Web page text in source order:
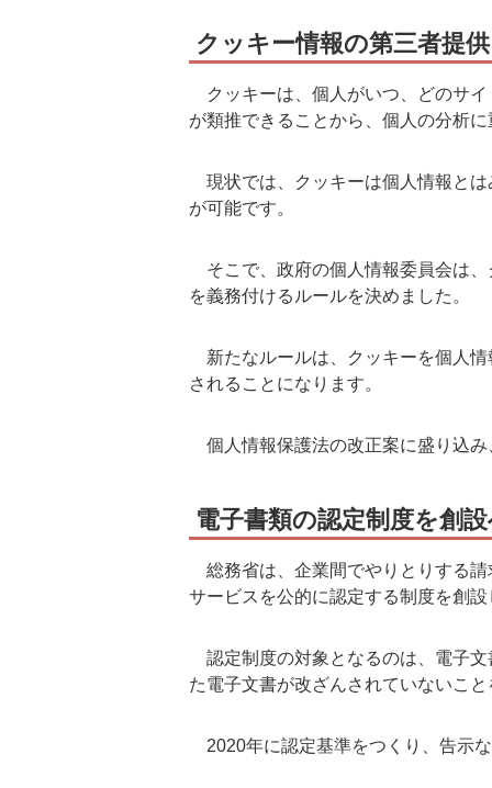
クッキー情報の第三者提
クッキーは、個人がいつ、どのサ
が類推できることから、個人の分析
現状では、クッキーは個人情報と
が可能です。
そこで、政府の個人情報委員会は
を義務付けるルールを決めました。
新たなルールは、クッキーを個人
されることになります。
個人情報保護法の改正案に盛り込
電子書類の認定制度を創
総務省は、企業間でやりとりする
サービスを公的に認定する制度を創設
認定制度の対象となるのは、電子
た電子文書が改ざんされていないこ
2020年に認定基準をつくり、告示